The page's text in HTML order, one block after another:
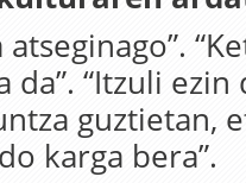
atseginago”.
da”. “Itzuli
guztietan,
karga bera”.